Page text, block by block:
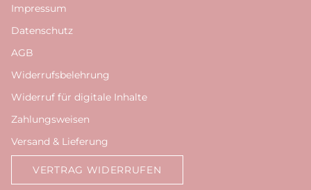
Impressum
Datenschutz
AGB
Widerrufsbelehrung
Widerruf für digitale Inhalte
Zahlungsweisen
Versand & Lieferung
VERTRAG WIDERRUFEN